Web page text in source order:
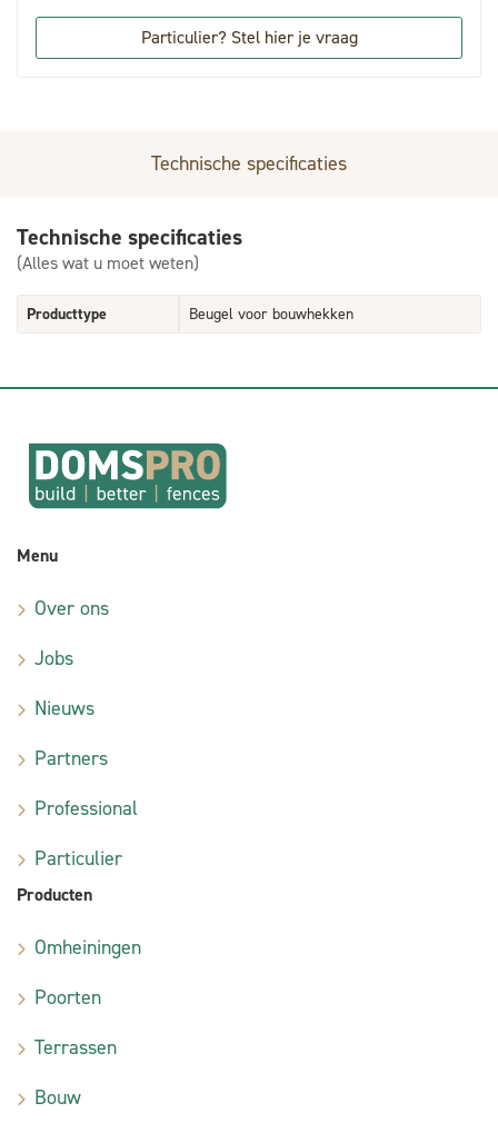
Particulier? Stel hier je vraag
Technische specificaties
Technische specificaties
(Alles wat u moet weten)
Producttype Beugel voor bouwhekken
Menu
Over ons
Jobs
Nieuws
Partners
Professional
Particulier
Producten
Omheiningen
Poorten
Terrassen
Bouw